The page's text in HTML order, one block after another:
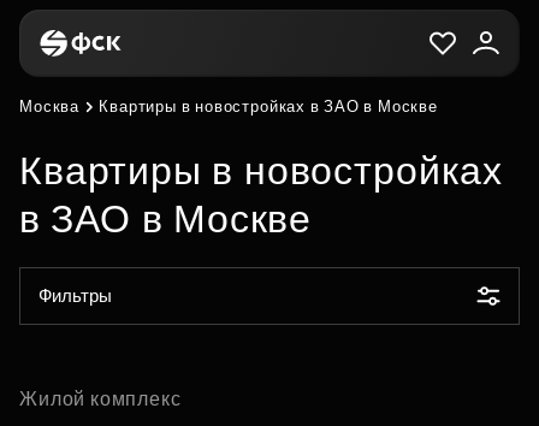
Москва Квартиры в новостройках в ЗАО в Москве
Квартиры в новостройках
в ЗАО в Москве
Фильтры
Жилой комплекс